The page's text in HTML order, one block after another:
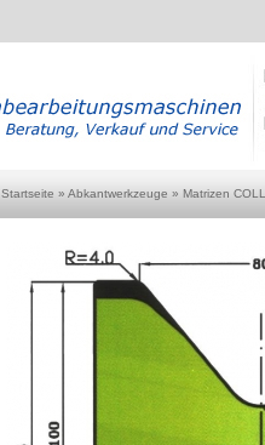
Startseite » Abkantwerkzeuge » Matrizen